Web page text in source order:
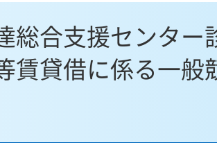
総合支援センター
賃貸借に係る一般